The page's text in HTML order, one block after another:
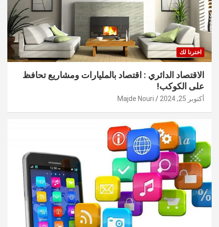
اخترنا لك
الاقتصاد الدائري : اقتصاد بالمليارات ومشاريع تحافظ
على الكوكب!
أكتوبر 25, 2024 Majde Nouri